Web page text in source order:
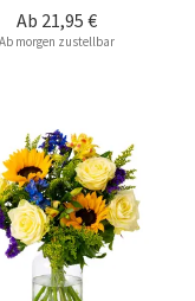
Ab 21,95 €
Ab morgen zustellbar